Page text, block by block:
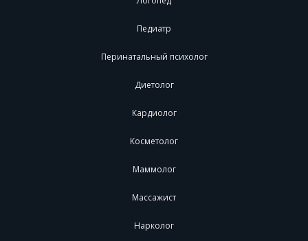
Педиатр
Перинатальный психолог
Диетолог
Кардиолог
Косметолог
Маммолог
Массажист
Нарколог